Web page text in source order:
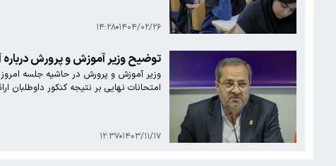
۱۴۰۴/۰۲/۲۶ ۱۴:۲۸
توضیح وزیر آموزش و پرورش
وزیر آموزش و پرورش در حاشیه جلسه
امتحانات نهایی بر نتیجه کنکور داوطلبان
۱۴۰۳/۱۱/۱۷ ۱۲:۳۷